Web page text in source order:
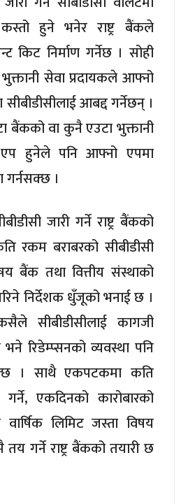
हुने भनेर राष्ट्र बैंकले
किट निर्माण गर्नेछ । सोही
सेवा प्रदायकले आफ्नो
आबद्द गर्नेछन् ।
बैंकको वा कुनै एउटा भुक्तानी
एप हुनेले पनि आफ्नो एपमा
गर्नसक्छ ।
जारी गर्ने राष्ट्र बैंकको
रकम बराबरको सीबीडीसी
बैंक तथा वित्तीय संस्थाको
निर्देशक धुँजूको भनाई छ ।
सीबीडीसीलाई कागजी
भने रिडेम्प्सनको व्यवस्था पनि
। साथै एकपटकमा कति
एकदिनको कारोबारको
लिमिट जस्ता विषय
गर्ने राष्ट्र बैंकको तयारी छ